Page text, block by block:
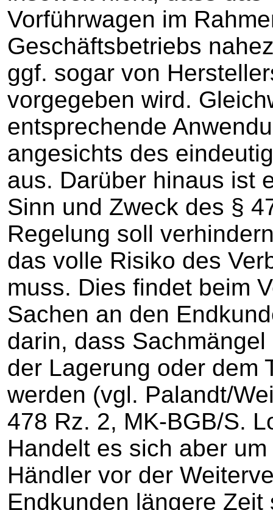
Vorführwagen im
Geschäftsbetriebs
ggf. sogar von
vorgegeben wird.
entsprechende
angesichts des
aus. Darüber hinaus ist
Sinn und Zweck des §
Regelung soll
das volle Risiko des
muss. Dies findet beim
Sachen an den
darin, dass
der Lagerung oder dem
werden (vgl. Palandt/
478 Rz. 2, MK-BGB/S.
Handelt es sich aber
Händler vor der
Endkunden längere